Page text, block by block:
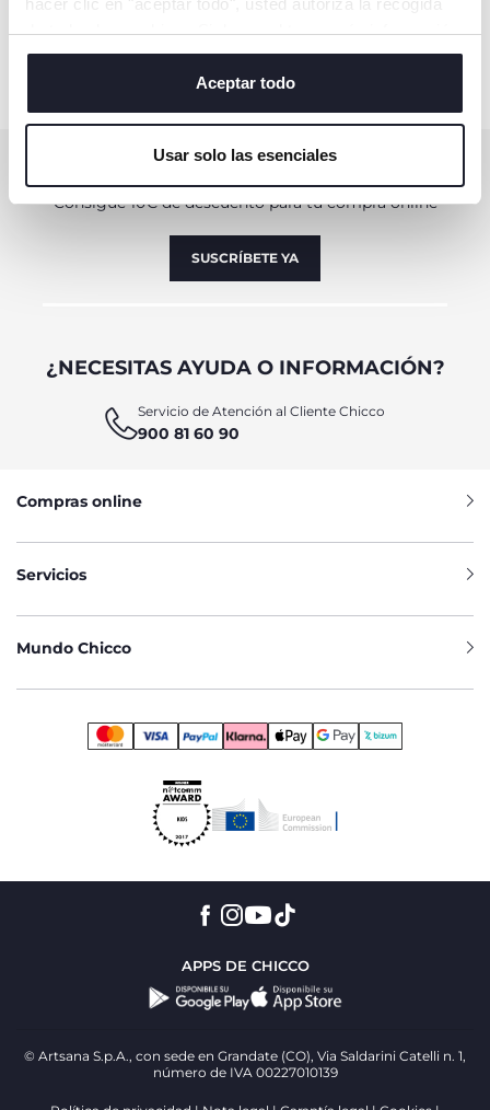
de todas las cookies. Si desea obtener más información
o cambiar o revocar el consentimiento de todas o
algunas cookies, haga clic en "mostrar detalles". Al
cerrar este banner, usted consiente en utilizar
servicio solicitado.
Aceptar todo
Usar solo las esenciales
SUSCRÍBETE A LA NEWSLETTER
Consigue 10€ de descuento para tu compra online
SUSCRÍBETE YA
¿NECESITAS AYUDA O INFORMACIÓN?
Servicio de Atención al Cliente Chicco
900 81 60 90
Compras online
Servicios
Mundo Chicco
APPS DE CHICCO
© Artsana S.p.A., con sede en Grandate (CO), Via Saldarini Catelli n. 1,
número de IVA 00227010139